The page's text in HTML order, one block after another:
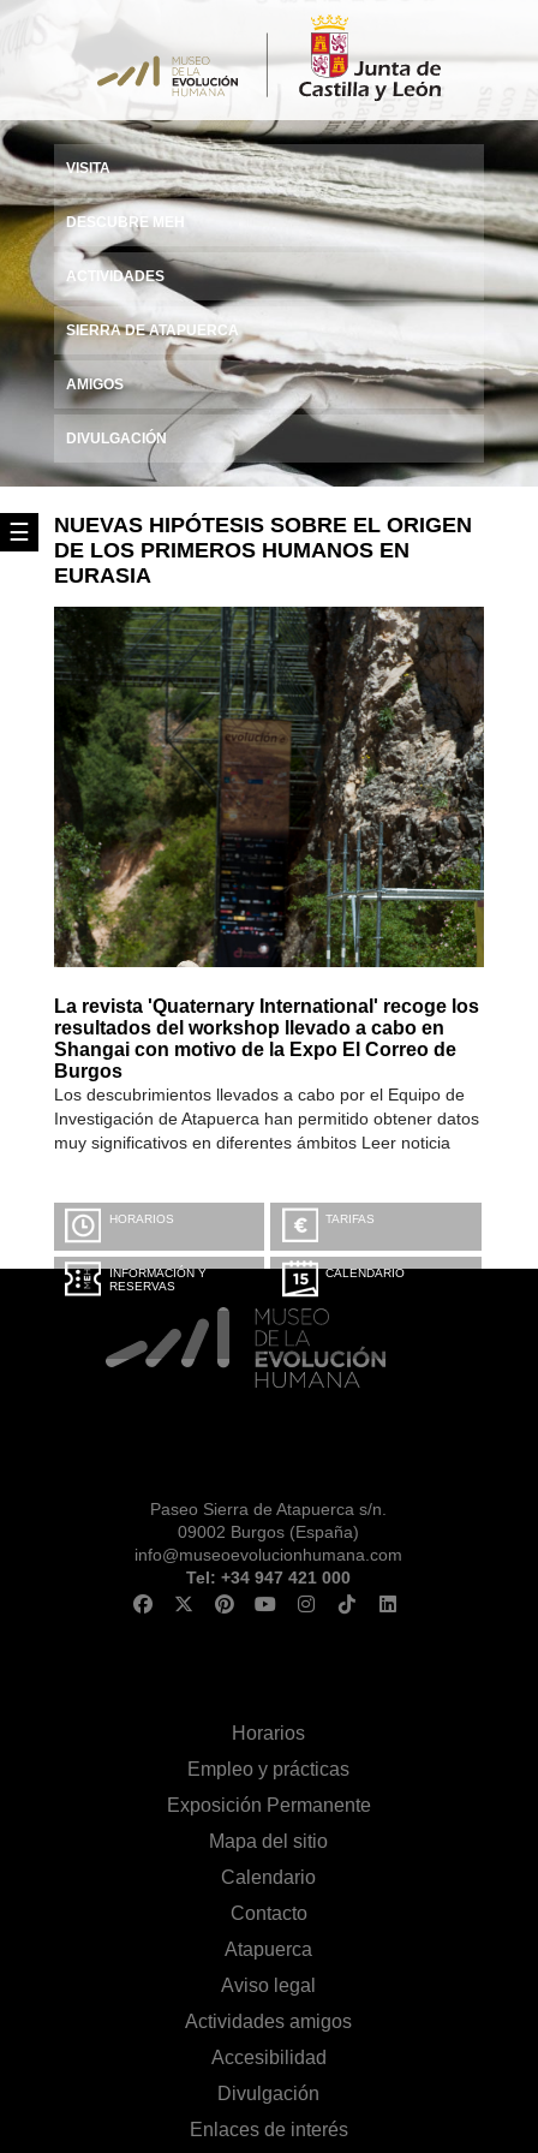
☰
VISITA
DESCUBRE MEH
ACTIVIDADES
SIERRA DE ATAPUERCA
AMIGOS
DIVULGACIÓN
NUEVAS HIPÓTESIS SOBRE EL ORIGEN
DE LOS PRIMEROS HUMANOS EN
EURASIA
La revista 'Quaternary International' recoge los
resultados del workshop llevado a cabo en
Shangai con motivo de la Expo El Correo de
Burgos
Los descubrimientos llevados a cabo por el Equipo de
Investigación de Atapuerca han permitido obtener datos
muy significativos en diferentes ámbitos Leer noticia
HORARIOS TARIFAS
INFORMACIÓN Y
RESERVAS
CALENDARIO
Paseo Sierra de Atapuerca s/n.
09002 Burgos (España)
info@museoevolucionhumana.com
Tel: +34 947 421 000
Horarios
Empleo y prácticas
Exposición Permanente
Mapa del sitio
Calendario
Contacto
Atapuerca
Aviso legal
Actividades amigos
Accesibilidad
Divulgación
Enlaces de interés